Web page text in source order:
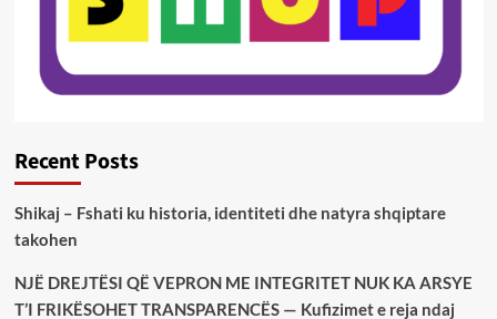
Recent Posts
Shikaj – Fshati ku historia, identiteti dhe natyra shqiptare
takohen
NJË DREJTËSI QË VEPRON ME INTEGRITET NUK KA ARSYE
T’I FRIKËSOHET TRANSPARENCËS — Kufizimet e reja ndaj